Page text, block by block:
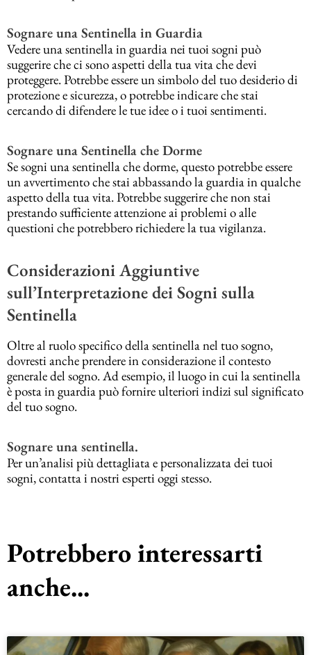
Sognare una Sentinella in Guardia
Vedere una sentinella in guardia nei tuoi sogni può
suggerire che ci sono aspetti della tua vita che devi
proteggere. Potrebbe essere un simbolo del tuo desiderio di
protezione e sicurezza, o potrebbe indicare che stai
cercando di difendere le tue idee o i tuoi sentimenti.
Sognare una Sentinella che Dorme
Se sogni una sentinella che dorme, questo potrebbe essere
un avvertimento che stai abbassando la guardia in qualche
aspetto della tua vita. Potrebbe suggerire che non stai
prestando sufficiente attenzione ai problemi o alle
questioni che potrebbero richiedere la tua vigilanza.
Considerazioni Aggiuntive
sull’Interpretazione dei Sogni sulla
Sentinella
Oltre al ruolo specifico della sentinella nel tuo sogno,
dovresti anche prendere in considerazione il contesto
generale del sogno. Ad esempio, il luogo in cui la sentinella
è posta in guardia può fornire ulteriori indizi sul significato
del tuo sogno.
Sognare una sentinella.
Per un’analisi più dettagliata e personalizzata dei tuoi
sogni, contatta i nostri esperti oggi stesso.
Potrebbero interessarti
anche...